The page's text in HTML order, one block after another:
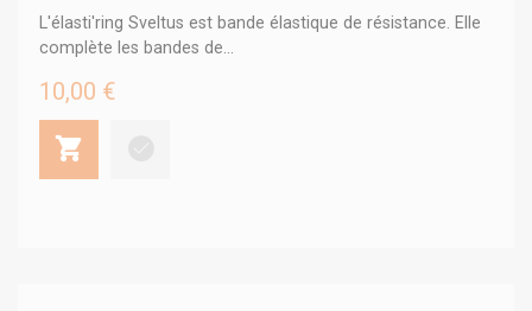
L'élasti'ring Sveltus est bande élastique de résistance. Elle
complète les bandes de...
10,00 €